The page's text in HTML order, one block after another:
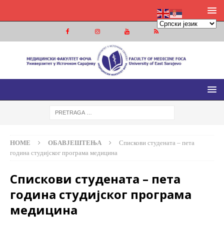
МЕДИЦИНСКИ ФАКУЛТЕТ ФОЧА
МЕДИЦИНСКИ ФАКУЛТЕТ УНИВЕРЗИТЕТА У ИСТОЧНОМ
HOME ОБАВЈЕШТЕЊА
Спискови студената – пета
година студијског програма медицина
Спискови студената – пета
година студијског програма
медицина